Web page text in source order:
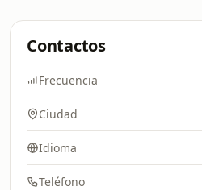
Contactos
Frecuencia
Ciudad
Idioma
Teléfono